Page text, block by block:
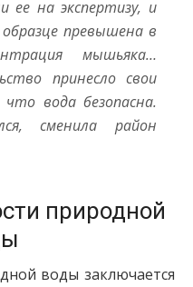
ее на экспертизу, и
превышена в
мышьяка…
принесло свои
вода безопасна.
сменила район
природной
воды заключается